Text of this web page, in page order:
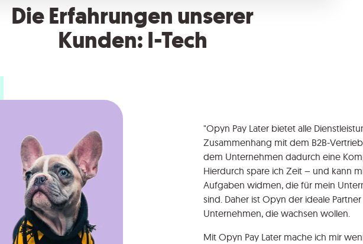
Die Erfahrungen unserer
Kunden: I-Tech
"Opyn Pay Later bietet alle
Zusammenhang mit dem B2B-
dem Unternehmen dadurch eine
Hierdurch spare ich Zeit – und kann
Aufgaben widmen, die für mein
sind. Daher ist Opyn der ideale
Unternehmen, die wachsen wollen.
Mit Opyn Pay Later mache ich mir